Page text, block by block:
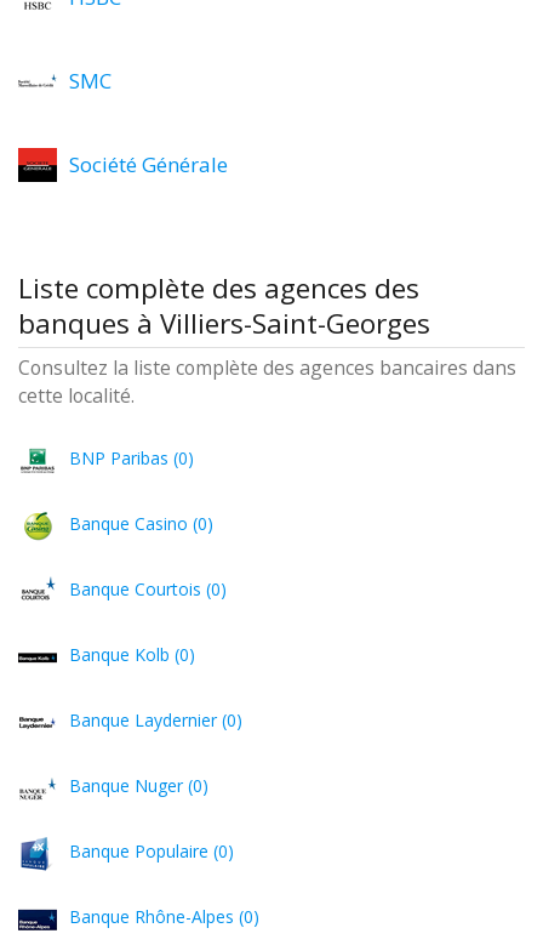
SMC
Société Générale
Liste complète des agences des
banques à Villiers-Saint-Georges
Consultez la liste complète des agences bancaires dans
cette localité.
BNP Paribas (0)
Banque Casino (0)
Banque Courtois (0)
Banque Kolb (0)
Banque Laydernier (0)
Banque Nuger (0)
Banque Populaire (0)
Banque Rhône-Alpes (0)